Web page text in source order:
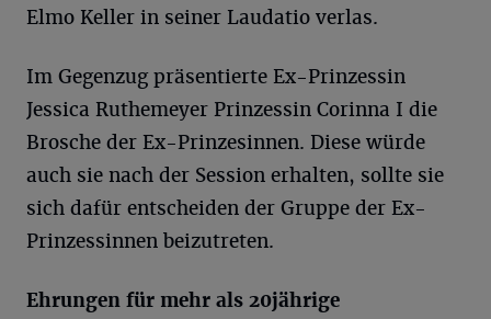
Elmo Keller in seiner Laudatio verlas.
Im Gegenzug präsentierte Ex-Prinzessin
Jessica Ruthemeyer Prinzessin Corinna I die
Brosche der Ex-Prinzesinnen. Diese würde
auch sie nach der Session erhalten, sollte sie
sich dafür entscheiden der Gruppe der Ex-
Prinzessinnen beizutreten.
Ehrungen für mehr als 20jährige